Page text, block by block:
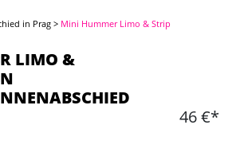
in Prag > Mini Hummer Limo & Strip
LIMO &
46 €*